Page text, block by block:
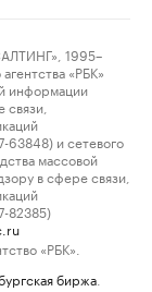
1995–
«РБК»
информации
и сетевого
массовой
в сфере связи,
82385)
«РБК».
биржа